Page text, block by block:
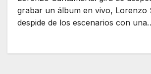
grabar un álbum en vivo, Lorenzo
despide de los escenarios con